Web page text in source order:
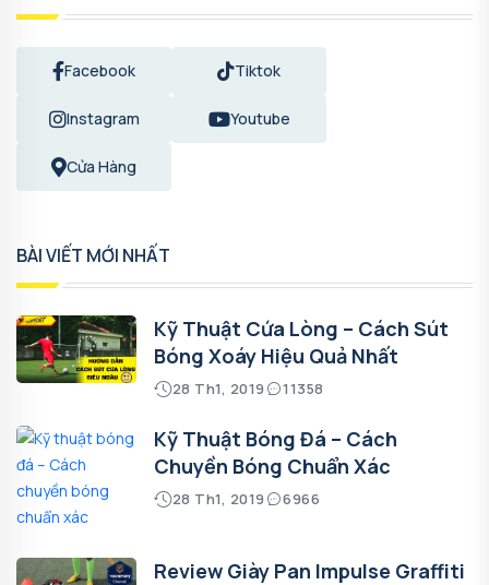
Facebook Tiktok
Instagram Youtube
Cửa Hàng
BÀI VIẾT MỚI NHẤT
Kỹ Thuật Cứa Lòng – Cách Sút
Bóng Xoáy Hiệu Quả Nhất
28 Th1, 2019 11358
Kỹ Thuật Bóng Đá – Cách
Chuyền Bóng Chuẩn Xác
28 Th1, 2019 6966
Review Giày Pan Impulse Graffiti